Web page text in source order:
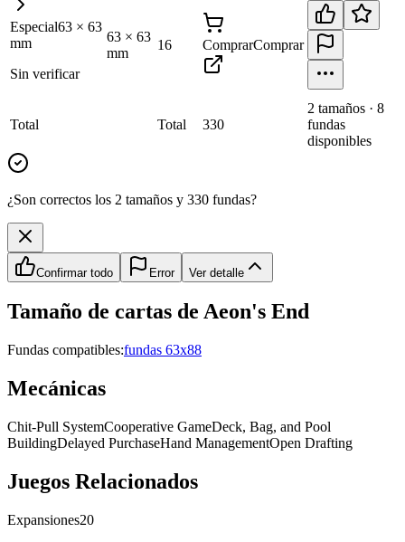
Especial63 × 63
mm
Sin verificar
63 × 63
mm
16 ComprarComprar
Total Total 330
2 tamaños · 8
fundas
disponibles
¿Son correctos los 2 tamaños y 330 fundas?
Confirmar todo Error Ver detalle
Tamaño de cartas de Aeon's End
Fundas compatibles:fundas 63x88
Mecánicas
Chit-Pull SystemCooperative GameDeck, Bag, and Pool
BuildingDelayed PurchaseHand ManagementOpen Drafting
Juegos Relacionados
Expansiones20